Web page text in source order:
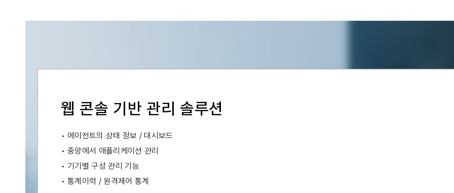
웹 콘솔 기반 관리 솔루션
· 에이전트의 상태 정보 / 대시보드
· 중앙에서 애플리케이션 관리
· 기기별 구성 관리 기능
· 통계이력 / 원격제어 통계